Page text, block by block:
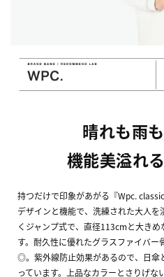
晴れも雨
機能美溢れ
持つだけで印象があがる『Wpc.
デザインと機能で、洗練された大人
くジャンプ式で、直径113cmと大き
す。耐久性に優れたグラスファイバ
◎。紫外線防止効果があるので、日傘
っています。上品なカラーとさりげ